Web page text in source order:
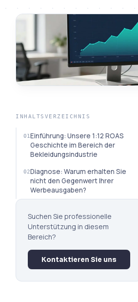
INHALTSVERZEICHNIS
Einführung: Unsere 1:12 ROAS
Geschichte im Bereich der
Bekleidungsindustrie
Diagnose: Warum erhalten Sie
nicht den Gegenwert Ihrer
Werbeausgaben?
Suchen Sie professionelle
Unterstützung in diesem
Bereich?
Kontaktieren Sie uns